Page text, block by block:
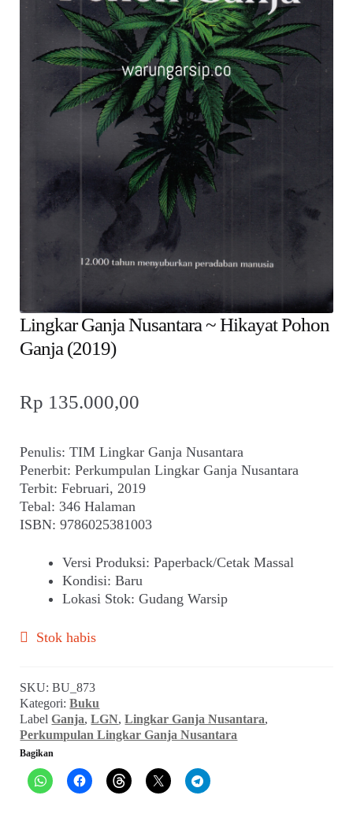
Rekening
Lingkar Ganja Nusantara ~ Hikayat Pohon
Ganja (2019)
Rp 135.000,00
Penulis: TIM Lingkar Ganja Nusantara
Penerbit: Perkumpulan Lingkar Ganja Nusantara
Terbit: Februari, 2019
Tebal: 346 Halaman
ISBN: 9786025381003
Versi Produksi: Paperback/Cetak Massal
Kondisi: Baru
Lokasi Stok: Gudang Warsip
Stok habis
SKU:BU_873
Kategori:Buku
LabelGanja,LGN,Lingkar Ganja Nusantara,
Perkumpulan Lingkar Ganja Nusantara
Bagikan